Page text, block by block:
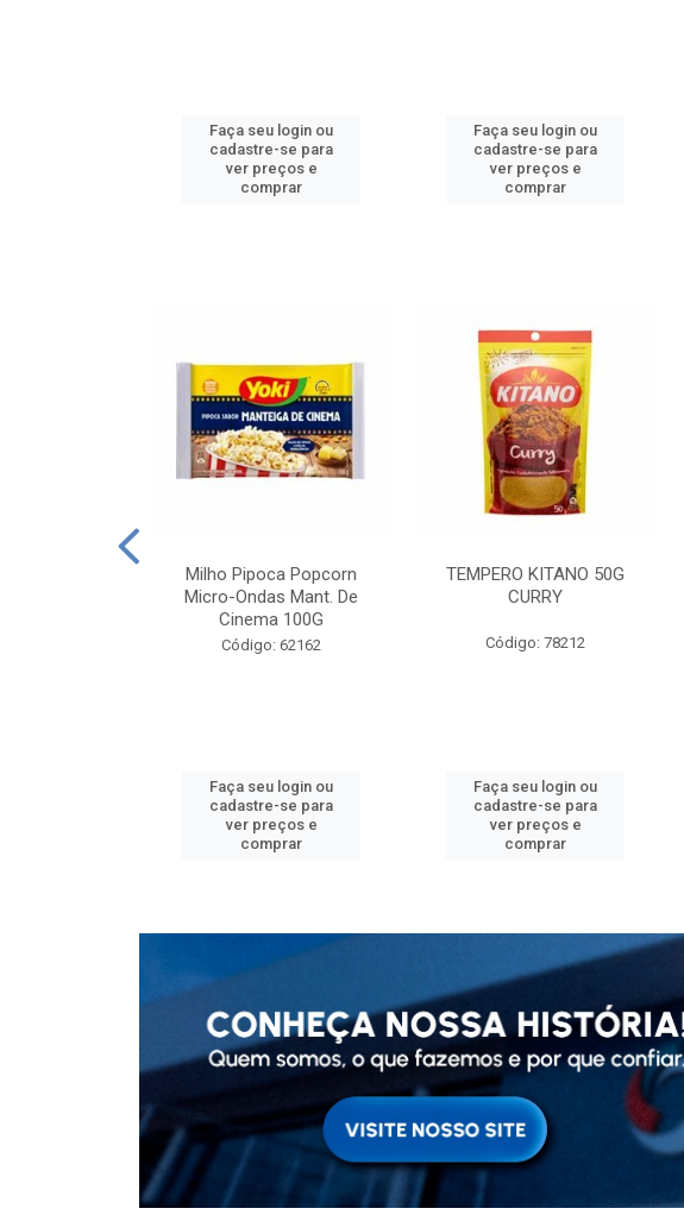
Faça seu login ou
cadastre-se para
ver preços e
comprar
Faça seu login ou
cadastre-se para
ver preços e
comprar
Milho Pipoca Popcorn
Micro-Ondas Mant. De
Cinema 100G
Código: 62162
Faça seu login ou
cadastre-se para
ver preços e
comprar
TEMPERO KITANO 50G
CURRY
Código: 78212
Faça seu login ou
cadastre-se para
ver preços e
comprar